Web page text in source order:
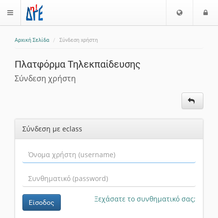
$langMenu
Επιλογή
Αρχική Σελίδα Σύνδεση χρήστη
Πλατφόρμα Τηλεκπαίδευσης
Σύνδεση χρήστη
Σύνδεση με eclass
Είσοδος Ξεχάσατε το συνθηματικό σας;